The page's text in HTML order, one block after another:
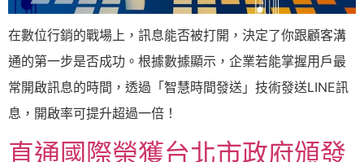
在數位行銷的戰場上，訊息能否被打開，決定了你跟顧客溝
通的第一步是否成功。根據數據顯示，企業若能掌握用戶最
常開啟訊息的時間，透過「智慧時間發送」技術發送LINE訊
息，開啟率可提升超過一倍！
直通國際榮獲台北市政府頒發